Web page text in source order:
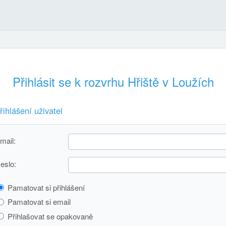
Přihlásit se k rozvrhu Hřiště v Loužích
uživatel
Pamatovat si přihlášení
Pamatovat si email
Přihlašovat se opakovaně